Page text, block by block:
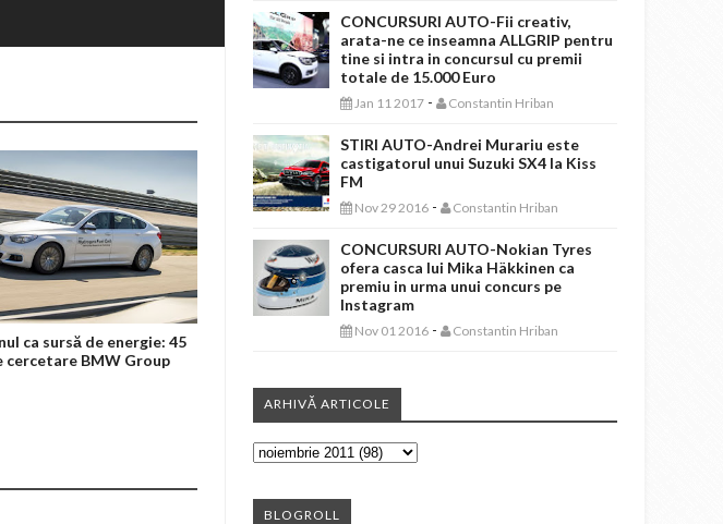
ca sursă de energie: 45
cercetare BMW Group
CONCURSURI AUTO-Fii creativ,
arata-ne ce inseamna ALLGRIP pentru
tine si intra in concursul cu premii
totale de 15.000 Euro
Jan 11 2017 - Constantin Hriban
STIRI AUTO-Andrei Murariu este
castigatorul unui Suzuki SX4 la Kiss
FM
Nov 29 2016 - Constantin Hriban
CONCURSURI AUTO-Nokian Tyres
ofera casca lui Mika Häkkinen ca
premiu in urma unui concurs pe
Instagram
Nov 01 2016 - Constantin Hriban
ARHIVĂ ARTICOLE
BLOGROLL